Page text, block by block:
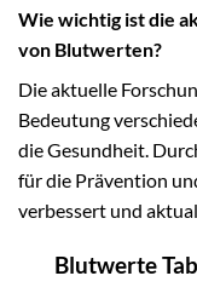
Wie wichtig ist die
von Blutwerten?
Die aktuelle
Bedeutung
die Gesundheit.
für die Prävention
verbessert und
Blutwerte